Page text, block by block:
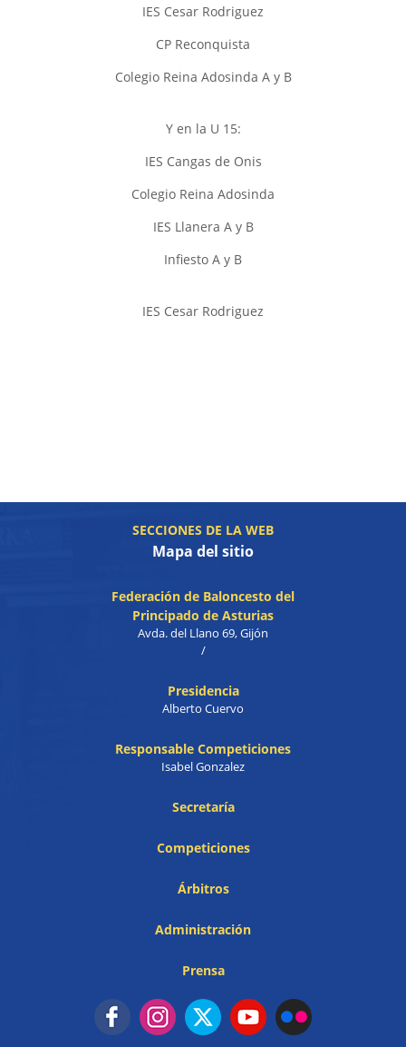
IES Cesar Rodriguez
CP Reconquista
Colegio Reina Adosinda A y B
Y en la U 15:
IES Cangas de Onis
Colegio Reina Adosinda
IES Llanera A y B
Infiesto A y B
IES Cesar Rodriguez
SECCIONES DE LA WEB
Mapa del sitio
Federación de Baloncesto del
Principado de Asturias
Avda. del Llano 69, Gijón
/
Presidencia
Alberto Cuervo
Responsable Competiciones
Isabel Gonzalez
Secretaría
Competiciones
Árbitros
Administración
Prensa